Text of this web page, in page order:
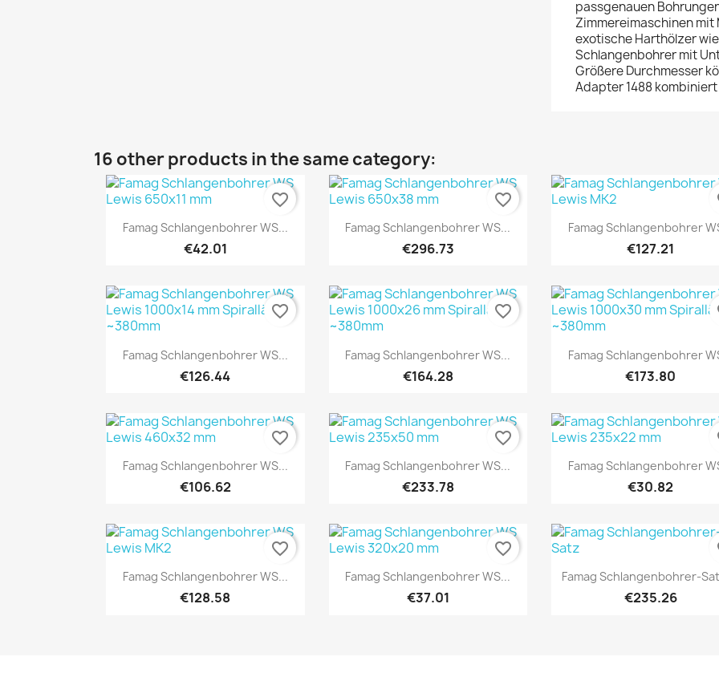
passgenauen
Zimmereimaschinen mit
exotische Harthölzer
Schlangenbohrer mit
Größere Durchmesser
Adapter 1488
16 other products in the same category:
Quick view
Famag Schlangenbohrer WS...
€42.01
favorite_border
Quick view
Famag Schlangenbohrer WS...
€296.73
favorite_border
Quick view
Famag Schlangenbohrer
€127.21
Quick view
Famag Schlangenbohrer WS...
€126.44
favorite_border
Quick view
Famag Schlangenbohrer WS...
€164.28
favorite_border
Quick view
Famag Schlangenbohrer
€173.80
Quick view
Famag Schlangenbohrer WS...
€106.62
favorite_border
Quick view
Famag Schlangenbohrer WS...
€233.78
favorite_border
Quick view
Famag Schlangenbohrer
€30.82
Quick view
Famag Schlangenbohrer WS...
€128.58
favorite_border
Quick view
Famag Schlangenbohrer WS...
€37.01
favorite_border
Quick view
Famag Schlangenbohrer-
€235.26